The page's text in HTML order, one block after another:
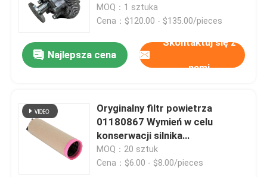
MOQ：1 sztuka
Cena：$120.00 - $135.00/pieces
Najlepsza cena
Skontaktuj się z
nami
Oryginalny filtr powietrza
01180867 Wymień w celu
konserwacji silnika
wysokoprężnego Deutz
MOQ：20 sztuk
Cena：$6.00 - $8.00/pieces